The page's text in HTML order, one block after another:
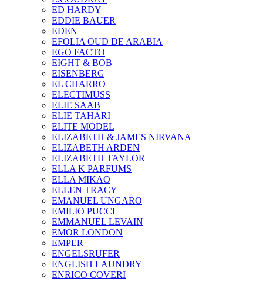
ED HARDY
EDDIE BAUER
EDEN
EFOLIA OUD DE ARABIA
EGO FACTO
EIGHT & BOB
EISENBERG
EL CHARRO
ELECTIMUSS
ELIE SAAB
ELIE TAHARI
ELITE MODEL
ELIZABETH & JAMES NIRVANA
ELIZABETH ARDEN
ELIZABETH TAYLOR
ELLA K PARFUMS
ELLA MIKAO
ELLEN TRACY
EMANUEL UNGARO
EMILIO PUCCI
EMMANUEL LEVAIN
EMOR LONDON
EMPER
ENGELSRUFER
ENGLISH LAUNDRY
ENRICO COVERI